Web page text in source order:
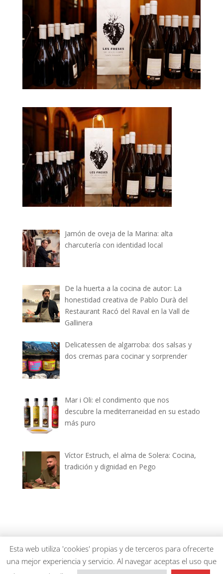
Jamón de oveja de la Marina: alta
charcutería con identidad local
De la huerta a la cocina de autor: La
honestidad creativa de Pablo Durà del
Restaurant Racó del Raval en la Vall de
Gallinera
Delicatessen de algarroba: dos salsas y
dos cremas para cocinar y sorprender
Mar i Oli: el condimento que nos
descubre la mediterraneidad en su estado
más puro
Víctor Estruch, el alma de Solera: Cocina,
tradición y dignidad en Pego
dianiagastronomica.com © 2026
Esta web utiliza 'cookies' propias y de terceros para ofrecerte
una mejor experiencia y servicio. Al navegar aceptas el uso que